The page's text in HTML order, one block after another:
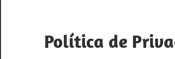
de
Política de